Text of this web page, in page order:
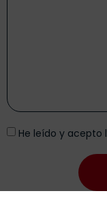
He leído y acepto